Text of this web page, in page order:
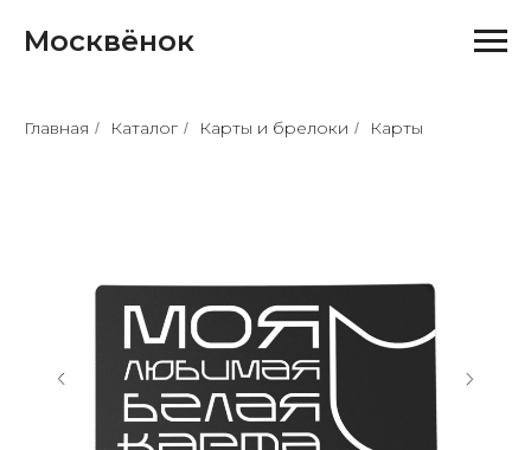
Москвёнок
Главная / Каталог / Карты и брелоки / Карты